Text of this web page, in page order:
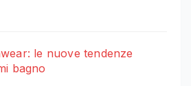
le nuove tendenze
bagno